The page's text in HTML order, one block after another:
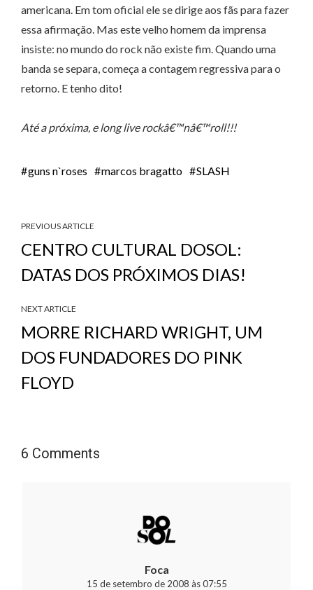
americana. Em tom oficial ele se dirige aos fãs para fazer
essa afirmação. Mas este velho homem da imprensa
insiste: no mundo do rock não existe fim. Quando uma
banda se separa, começa a contagem regressiva para o
retorno. E tenho dito!
Até a próxima, e long live rockâ€™nâ€™roll!!!
guns n`roses marcos bragatto SLASH
PREVIOUS ARTICLE
CENTRO CULTURAL DOSOL:
DATAS DOS PRÓXIMOS DIAS!
NEXT ARTICLE
MORRE RICHARD WRIGHT, UM
DOS FUNDADORES DO PINK
FLOYD
6 Comments
Foca
15 de setembro de 2008 às 07:55